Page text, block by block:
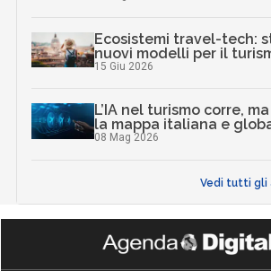
Ecosistemi travel-tech:
nuovi modelli per il
15 Giu 2026
L’IA nel turismo corre,
la mappa italiana e
08 Mag 2026
Vedi tutti gli